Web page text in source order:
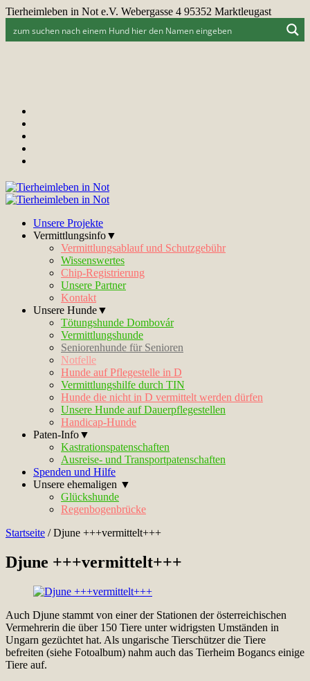
Tierheimleben in Not e.V. Webergasse 4 95352 Marktleugast
Unsere Projekte
Vermittlungsinfo▼
Vermittlungsablauf und Schutzgebühr
Wissenswertes
Chip-Registrierung
Unsere Partner
Kontakt
Unsere Hunde▼
Tötungshunde Dombovár
Vermittlungshunde
Seniorenhunde für Senioren
Notfelle
Hunde auf Pflegestelle in D
Vermittlungshilfe durch TIN
Hunde die nicht in D vermittelt werden dürfen
Unsere Hunde auf Dauerpflegestellen
Handicap-Hunde
Paten-Info▼
Kastrationspatenschaften
Ausreise- und Transportpatenschaften
Spenden und Hilfe
Unsere ehemaligen ▼
Glückshunde
Regenbogenbrücke
Startseite /Djune +++vermittelt+++
Djune +++vermittelt+++
Auch Djune stammt von einer der Stationen der österreichischen
Vermehrerin die über 150 Tiere unter widrigsten Umständen in
Ungarn gezüchtet hat. Als ungarische Tierschützer die Tiere
befreiten (siehe Fotoalbum) nahm auch das Tierheim Bogancs einige
Tiere auf.